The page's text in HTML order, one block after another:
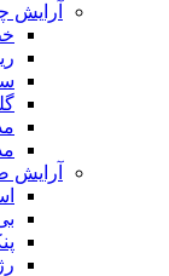
آرایش